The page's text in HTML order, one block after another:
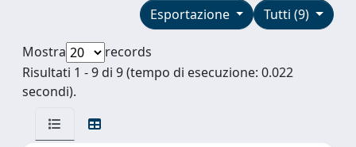
Tutti (9)
Esportazione
Mostra
records
Risultati 1 - 9 di 9 (tempo di esecuzione: 0.022
secondi).